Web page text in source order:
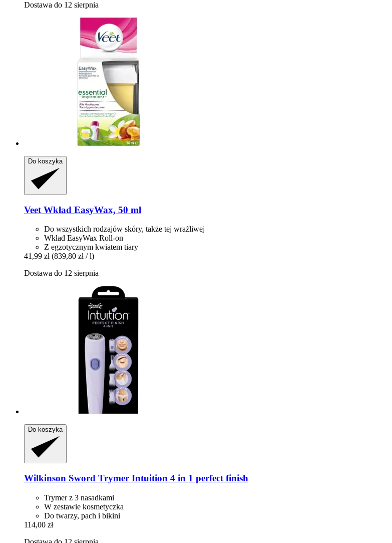
Dostawa do 12 sierpnia
Do koszyka
Veet Wkład EasyWax, 50 ml
Do wszystkich rodzajów skóry, także tej wrażliwej
Wkład EasyWax Roll-on
Z egzotycznym kwiatem tiary
41,99 zł (839,80 zł / l)
Dostawa do 12 sierpnia
Do koszyka
Wilkinson Sword Trymer Intuition 4 in 1 perfect finish
Trymer z 3 nasadkami
W zestawie kosmetyczka
Do twarzy, pach i bikini
114,00 zł